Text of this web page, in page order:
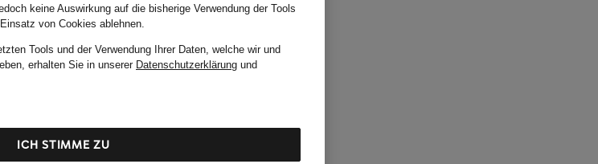
keine Auswirkung auf die bisherige Verwendung der Tools
von Cookies ablehnen.
Tools und der Verwendung Ihrer Daten, welche wir und
erhalten Sie in unserer Datenschutzerklärung und
ICH STIMME ZU